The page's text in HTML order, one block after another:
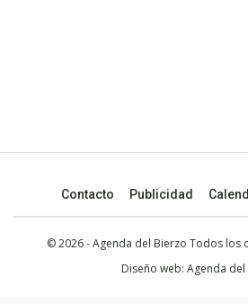
Contacto Publicidad
© 2026 - Agenda del Bierzo Todos los
Diseño web: Agenda del